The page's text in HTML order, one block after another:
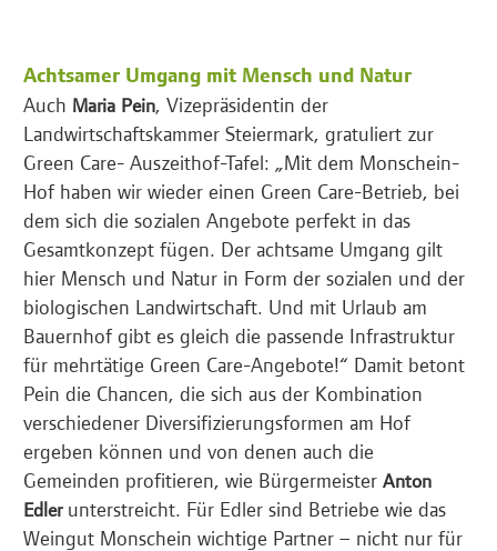
Achtsamer Umgang mit Mensch und Natur
Auch Maria Pein, Vizepräsidentin der
Landwirtschaftskammer Steiermark, gratuliert zur
Green Care- Auszeithof-Tafel: „Mit dem Monschein-
Hof haben wir wieder einen Green Care-Betrieb, bei
dem sich die sozialen Angebote perfekt in das
Gesamtkonzept fügen. Der achtsame Umgang gilt
hier Mensch und Natur in Form der sozialen und der
biologischen Landwirtschaft. Und mit Urlaub am
Bauernhof gibt es gleich die passende Infrastruktur
für mehrtätige Green Care-Angebote!“ Damit betont
Pein die Chancen, die sich aus der Kombination
verschiedener Diversifizierungsformen am Hof
ergeben können und von denen auch die
Gemeinden profitieren, wie Bürgermeister Anton
Edlerunterstreicht. Für Edler sind Betriebe wie das
Weingut Monschein wichtige Partner – nicht nur für